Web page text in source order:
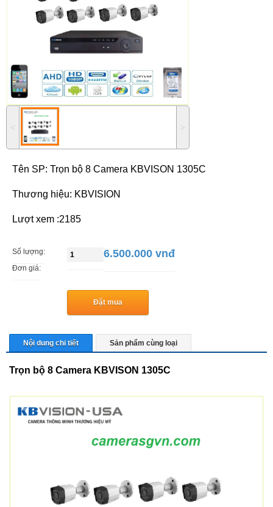
˂ ˃
Tên SP: Trọn bộ 8 Camera KBVISON 1305C
Thương hiệu: KBVISION
Lượt xem :2185
Số lượng:
Đơn giá:
6.500.000 vnđ
Đặt mua
Nội dung chi tiết Sản phẩm cùng loại
Trọn bộ 8 Camera KBVISON 1305C